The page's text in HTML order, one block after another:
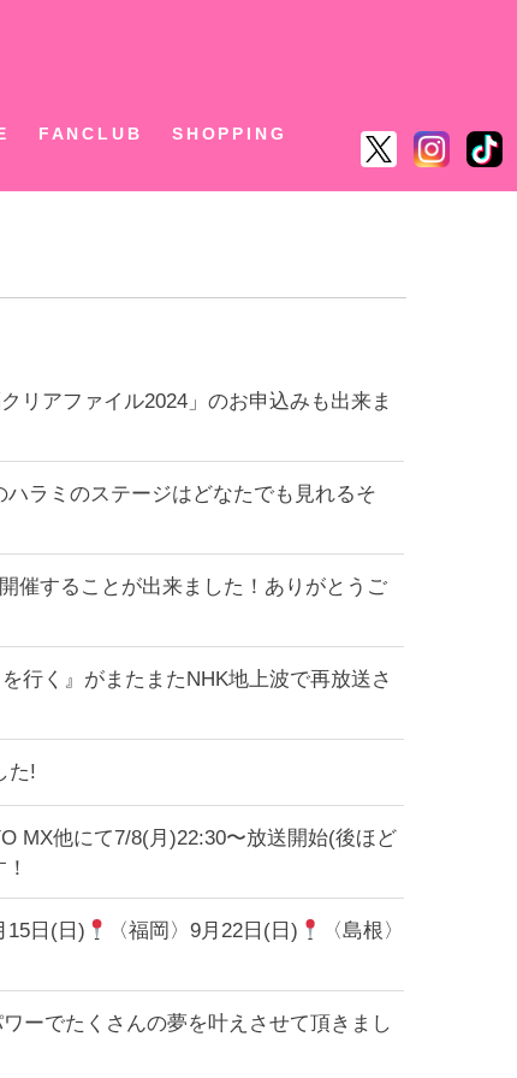
FANCLUB
SHOPPING
リアファイル2024」のお申込みも出来ま
ラミのステージはどなたでも見れるそ
催することが出来ました！ありがとうご
行く』がまたまたNHK地上波で再放送さ
た!
MX他にて7/8(月)22:30〜放送開始(後ほど
15日(日) 〈福岡〉9月22日(日)
〈島根〉
ーでたくさんの夢を叶えさせて頂きまし